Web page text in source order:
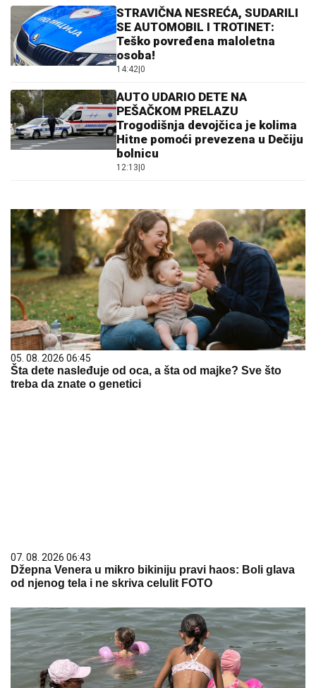
STRAVIČNA NESREĆA, SUDARILI
SE AUTOMOBIL I TROTINET:
Teško povređena maloletna
osoba!
14:42 0
AUTO UDARIO DETE NA
PEŠAČKOM PRELAZU
Trogodišnja devojčica je kolima
Hitne pomoći prevezena u Dečiju
bolnicu
12:13 0
05. 08. 2026 06:45
Šta dete nasleđuje od oca, a šta od majke? Sve što
treba da znate o genetici
07. 08. 2026 06:43
Džepna Venera u mikro bikiniju pravi haos: Boli glava
od njenog tela i ne skriva celulit FOTO